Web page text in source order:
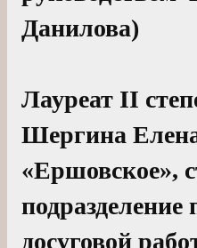
Данилова)
Лауреат II
Шергина
«Ершовское»,
подразделение
досуговой